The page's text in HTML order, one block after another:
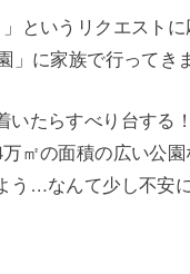
というリクエスト
」に家族で行ってき
たらすべり台する
㎡の面積の広い公園
う…なんて少し不安